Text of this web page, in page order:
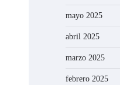
mayo 2025
abril 2025
marzo 2025
febrero 2025